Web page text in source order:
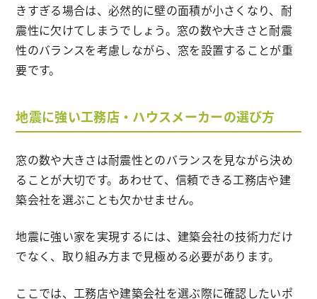
きすぎる場合は、必然的に壁の面積が小さくなり、耐
震性に欠けてしまうでしょう。窓の数や大きさと耐震
性のバランスを考慮しながら、窓を設置することが重
要です。
地震に強い工務店・ハウスメーカーの選び方
窓の数や大きさは耐震性とのバランスを見ながら決め
ることが大切です。あわせて、信頼できる工務店や建
築会社を選ぶことも欠かせません。
地震に強い家を実現するには、建築会社の技術力だけ
でなく、取り組み方まで見極める必要があります。
ここでは、工務店や建築会社を選ぶ際に確認したいポ